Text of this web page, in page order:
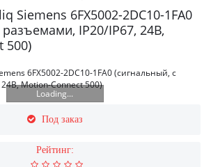
Siemens 6FX5002-2DC10-1FA0
IP20/IP67, 24В,
500)
Loading...
Под заказ
Рейтинг: